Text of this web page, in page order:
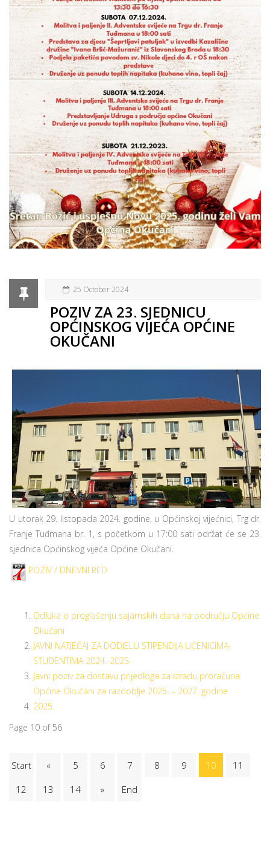
25 October 2024
POZIV ZA 23. SJEDNICU
OPĆINSKOG VIJEĆA OPĆINE
OKUČANI
U utorak 29. listopada 2024. godine, u Općinskoj vijećnici, Trg dr.
Franje Tuđmana br. 1, s početkom u 17:00 sati održat će se 23.
sjednica Općinskog vijeća Općine Okučani.
POZIV / DNEVNI RED
Odluka o proglašenju sajamskih dana na području Općine
Okučani
JAVNI NATJEČAJ ZA DODJELU STIPENDIJA UČENICIMA-
STUDENTIMA 2024.-2025.
Javni poziv za dostavu prijedloga za izradu proračuna
Općine Okučani za razdoblje 2025. – 2027. godine
2025.
Page 10 of 56
Start « 5 6 7 8 9 10
11
12
13 14 » End